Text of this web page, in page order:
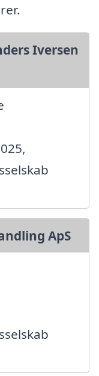
Iversen
ApS